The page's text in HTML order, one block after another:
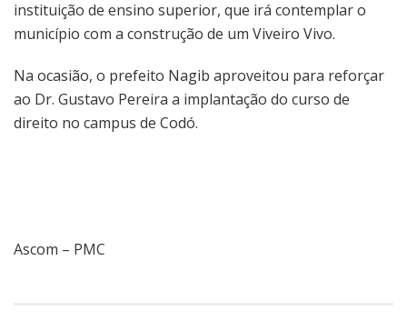
instituição de ensino superior, que irá contemplar o
município com a construção de um Viveiro Vivo.
Na ocasião, o prefeito Nagib aproveitou para reforçar
ao Dr. Gustavo Pereira a implantação do curso de
direito no campus de Codó.
Ascom – PMC